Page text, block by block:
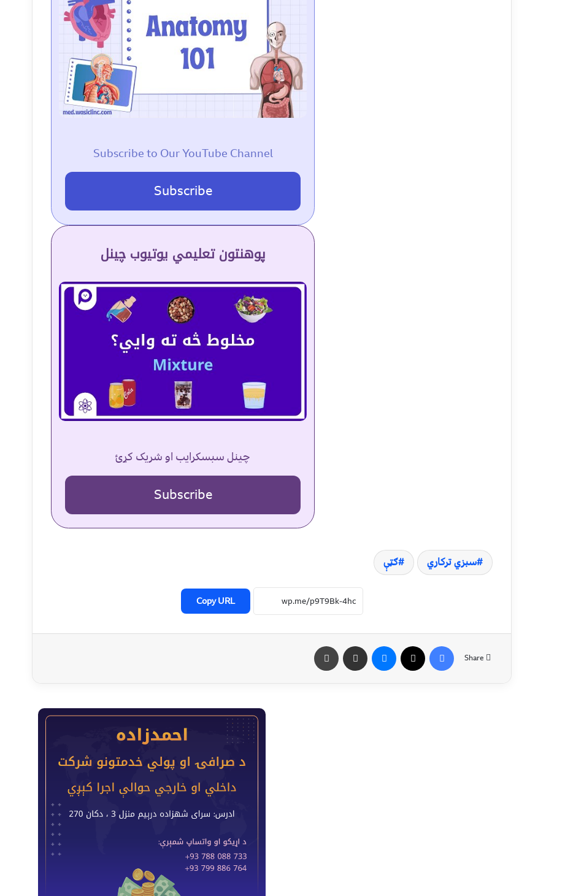
Subscribe to Our YouTube Channel
Subscribe
پوهنتون تعلیمي یوتیوب چینل
چینل سبسکرایب او شریک کړئ
Subscribe
سبزي ترکاري ګټې
Copy URL
Share